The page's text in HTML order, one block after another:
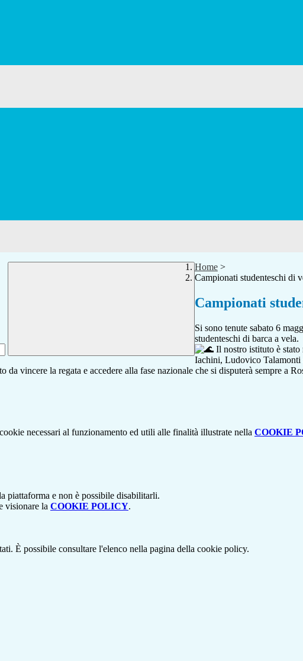
Home >
Campionati studenteschi di
Campionati
Si sono tenute sabato 6
studenteschi di barca a vela.
Il nostro istituto è
Iachini, Ludovico Talamonti
vincere la regata e accedere alla fase nazionale che si disputerà sempre a
necessari al funzionamento ed utili alle finalità illustrate nella COOKIE
piattaforma e non è possibile disabilitarli.
visionare la COOKIE POLICY.
È possibile consultare l'elenco nella pagina della cookie policy.